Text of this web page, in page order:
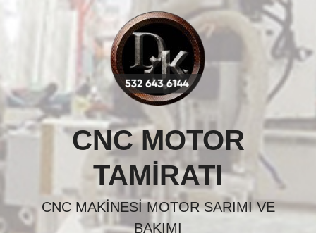
CNC MOTOR
TAMIRATI
CNC MAKINESI MOTOR SARIMI VE
BAKIMI